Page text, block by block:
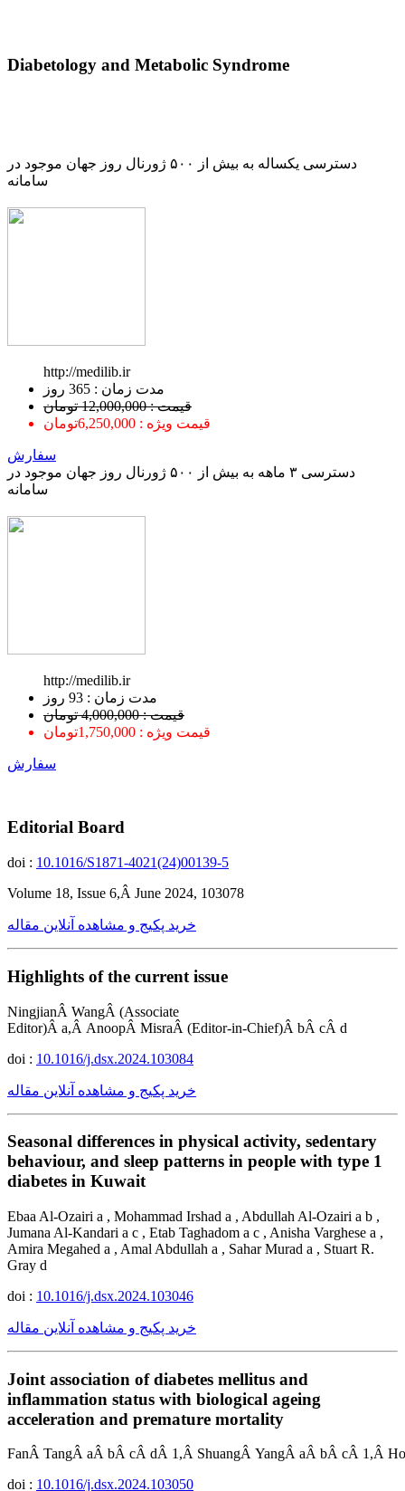
Diabetology and Metabolic Syndrome
دسترسی یکساله به بیش از ۵۰۰ ژورنال روز جهان موجود در
سامانه
http://medilib.ir
ﻣﺪﺕ ﺯﻣﺎﻥ : 365 ﺭﻭﺯ
قیمت : 12,000,000 تومان
قیمت ویژه : 6,250,000تومان
سفارش
دسترسی ۳ ماهه به بیش از ۵۰۰ ژورنال روز جهان موجود در
سامانه
http://medilib.ir
ﻣﺪﺕ ﺯﻣﺎﻥ : 93 ﺭﻭﺯ
قیمت : 4,000,000 تومان
قیمت ویژه : 1,750,000تومان
سفارش
Editorial Board
doi : 10.1016/S1871-4021(24)00139-5
Volume 18, Issue 6,Â June 2024, 103078
خرید پکیج و مشاهده آنلاین مقاله
Highlights of the current issue
NingjianÂ WangÂ (Associate
Editor)Â a,Â AnoopÂ MisraÂ (Editor-in-Chief)Â bÂ cÂ d
doi : 10.1016/j.dsx.2024.103084
خرید پکیج و مشاهده آنلاین مقاله
Seasonal differences in physical activity, sedentary
behaviour, and sleep patterns in people with type 1
diabetes in Kuwait
Ebaa Al-Ozairi a , Mohammad Irshad a , Abdullah Al-Ozairi a b ,
Jumana Al-Kandari a c , Etab Taghadom a c , Anisha Varghese a ,
Amira Megahed a , Amal Abdullah a , Sahar Murad a , Stuart R.
Gray d
doi : 10.1016/j.dsx.2024.103046
خرید پکیج و مشاهده آنلاین مقاله
Joint association of diabetes mellitus and
inflammation status with biological ageing
acceleration and premature mortality
FanÂ TangÂ aÂ bÂ cÂ dÂ 1,Â ShuangÂ YangÂ aÂ bÂ cÂ 1,Â
doi : 10.1016/j.dsx.2024.103050